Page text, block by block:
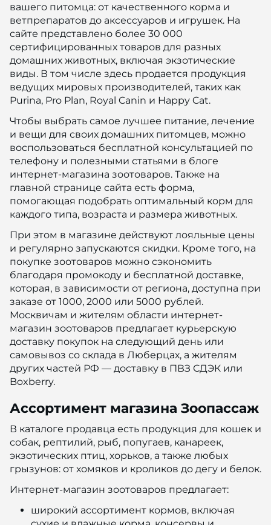
вашего питомца: от качественного корма и
ветпрепаратов до аксессуаров и игрушек. На
сайте представлено более 30 000
сертифицированных товаров для разных
домашних животных, включая экзотические
виды. В том числе здесь продается продукция
ведущих мировых производителей, таких как
Purina, Pro Plan, Royal Canin и Happy Cat.
Чтобы выбрать самое лучшее питание, лечение
и вещи для своих домашних питомцев, можно
воспользоваться бесплатной консультацией по
телефону и полезными статьями в блоге
интернет-магазина зоотоваров. Также на
главной странице сайта есть форма,
помогающая подобрать оптимальный корм для
каждого типа, возраста и размера животных.
При этом в магазине действуют лояльные цены
и регулярно запускаются скидки. Кроме того, на
покупке зоотоваров можно сэкономить
благодаря промокоду и бесплатной доставке,
которая, в зависимости от региона, доступна при
заказе от 1000, 2000 или 5000 рублей.
Москвичам и жителям области интернет-
магазин зоотоваров предлагает курьерскую
доставку покупок на следующий день или
самовывоз со склада в Люберцах, а жителям
других частей РФ — доставку в ПВЗ СДЭК или
Boxberry.
Ассортимент магазина Зоопассаж
В каталоге продавца есть продукция для кошек и
собак, рептилий, рыб, попугаев, канареек,
экзотических птиц, хорьков, а также любых
грызунов: от хомяков и кроликов до дегу и белок.
Интернет-магазин зоотоваров предлагает:
широкий ассортимент кормов, включая